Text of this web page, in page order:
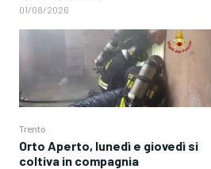
01/08/2026
Trento
Orto Aperto, lunedì e giovedì si
coltiva in compagnia